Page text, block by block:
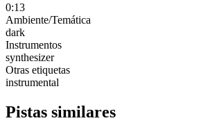
0:13
Ambiente/Temática
dark
Instrumentos
synthesizer
Otras etiquetas
instrumental
Pistas similares